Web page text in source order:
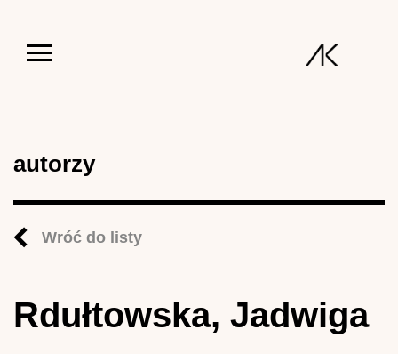
autorzy
Wróć do listy
Rdułtowska, Jadwiga